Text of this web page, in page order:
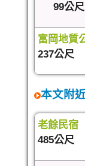
99公尺
富岡地質
237公尺
本文附
老餘
485公